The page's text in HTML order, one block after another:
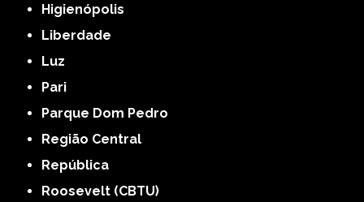
Higienópolis
Liberdade
Luz
Pari
Parque Dom Pedro
Região Central
República
Roosevelt (CBTU)